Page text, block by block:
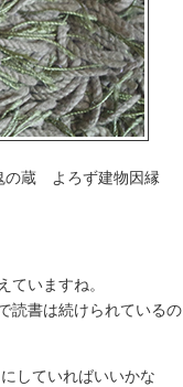
の蔵 よろず建物因縁
いますね。
読書は続けられているの
していればいいかな